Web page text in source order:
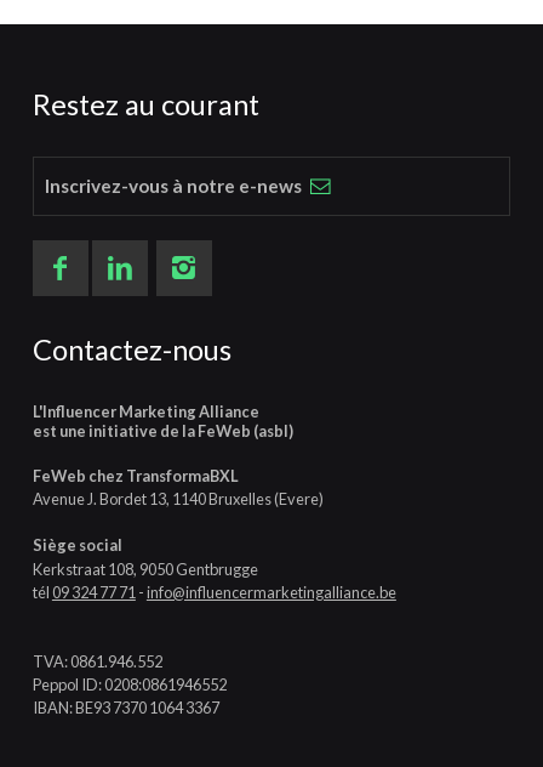
Restez au courant
Inscrivez-vous à notre e-news
Contactez-nous
L'Influencer Marketing Alliance
est une initiative de la FeWeb (asbl)
FeWeb chez TransformaBXL
Avenue J. Bordet 13, 1140 Bruxelles (Evere)
Siège social
Kerkstraat 108, 9050 Gentbrugge
tél09 324 77 71 -info@influencermarketingalliance.be
TVA: 0861.946.552
Peppol ID: 0208:0861946552
IBAN: BE93 7370 1064 3367